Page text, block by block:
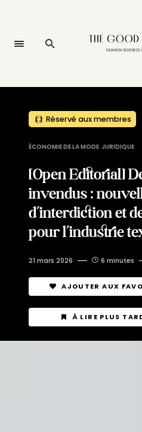
Réservé aux membres
ÉCONOMIE DE LA MODE JURIDIQUE
[Open Editorial]
invendus :
d’interdiction et
pour l’industrie
21 mars 2026 6 minutes
AJOUTER AUX
À LIRE PLUS